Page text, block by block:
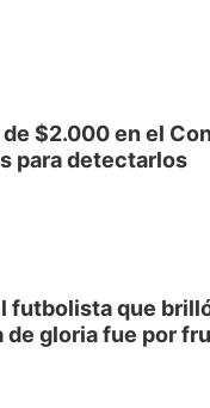
$2.000 en el
para detectarlos
futbolista que
gloria fue por